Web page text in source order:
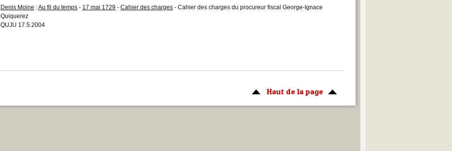
Denis Moine :Au fil du temps - 17 mai 1729 - Cahier des charges - Cahier des charges du procureur fiscal George-Ignace
Quiquerez
QUJU 17.5.2004
Haut de la page